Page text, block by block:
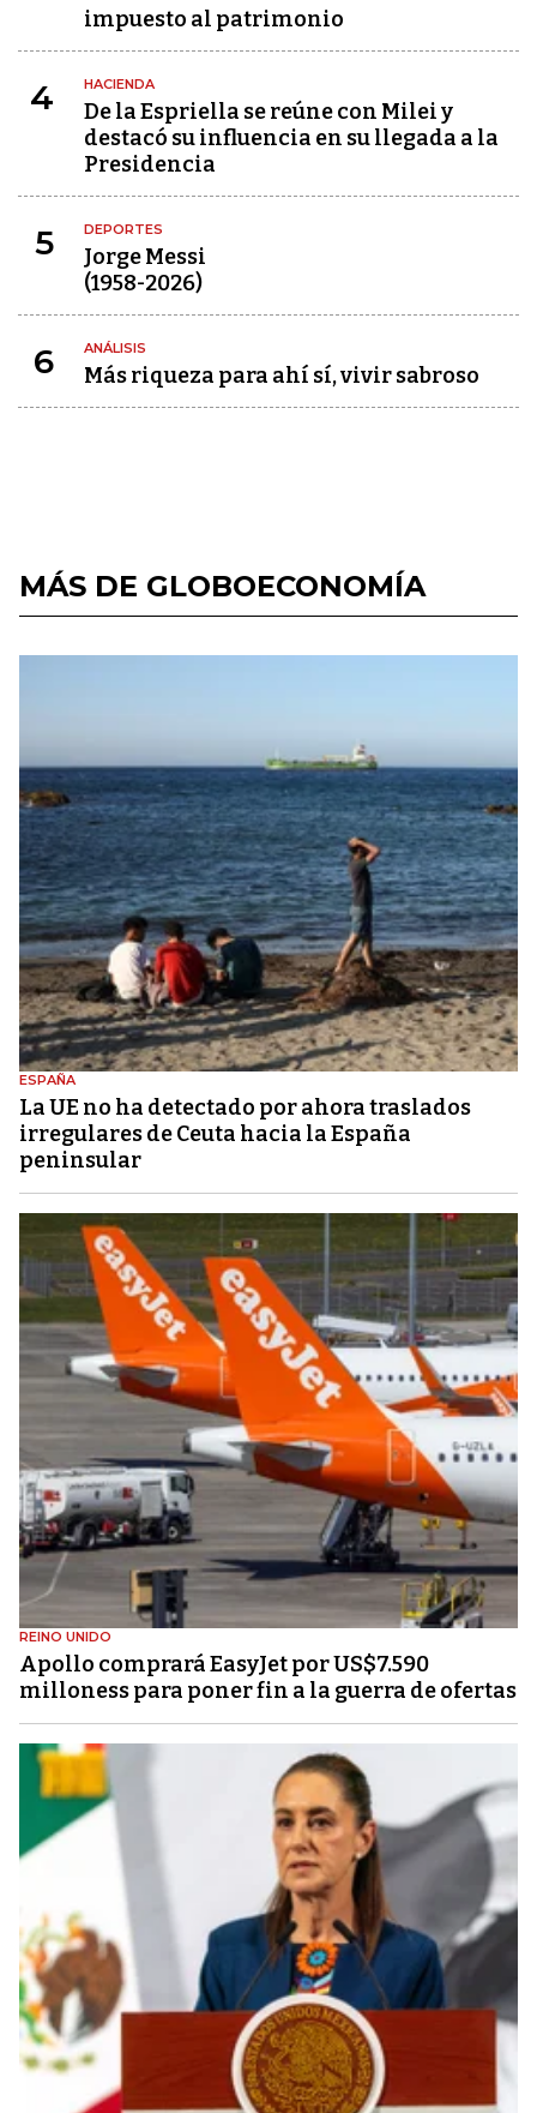
impuesto al patrimonio
4 HACIENDA
De la Espriella se reúne con Milei y
destacó su influencia en su llegada a la
Presidencia
5 DEPORTES
Jorge Messi
(1958-2026)
6 ANÁLISIS
Más riqueza para ahí sí, vivir sabroso
MÁS DE GLOBOECONOMÍA
ESPAÑA
La UE no ha detectado por ahora traslados
irregulares de Ceuta hacia la España
peninsular
REINO UNIDO
Apollo comprará EasyJet por US$7.590
milloness para poner fin a la guerra de ofertas